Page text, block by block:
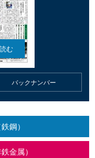
バックナンバー
鋼）
金属）